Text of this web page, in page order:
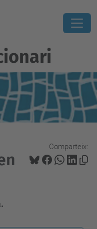
Comparteix: